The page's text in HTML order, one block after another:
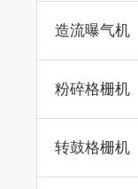
造流曝气机
粉碎格栅机
转鼓格栅机